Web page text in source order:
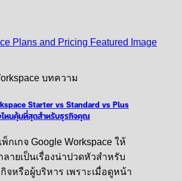
บทความ
Starter vs Standard vs Plus
ไหนคุ้มที่สุดสำหรับธุรกิจคุณ
กเกจ Google Workspace ให้
ายเป็นเรื่องน่าปวดหัวสำหรับ
กิจหรือผู้บริหาร เพราะเมื่อดูหน้า